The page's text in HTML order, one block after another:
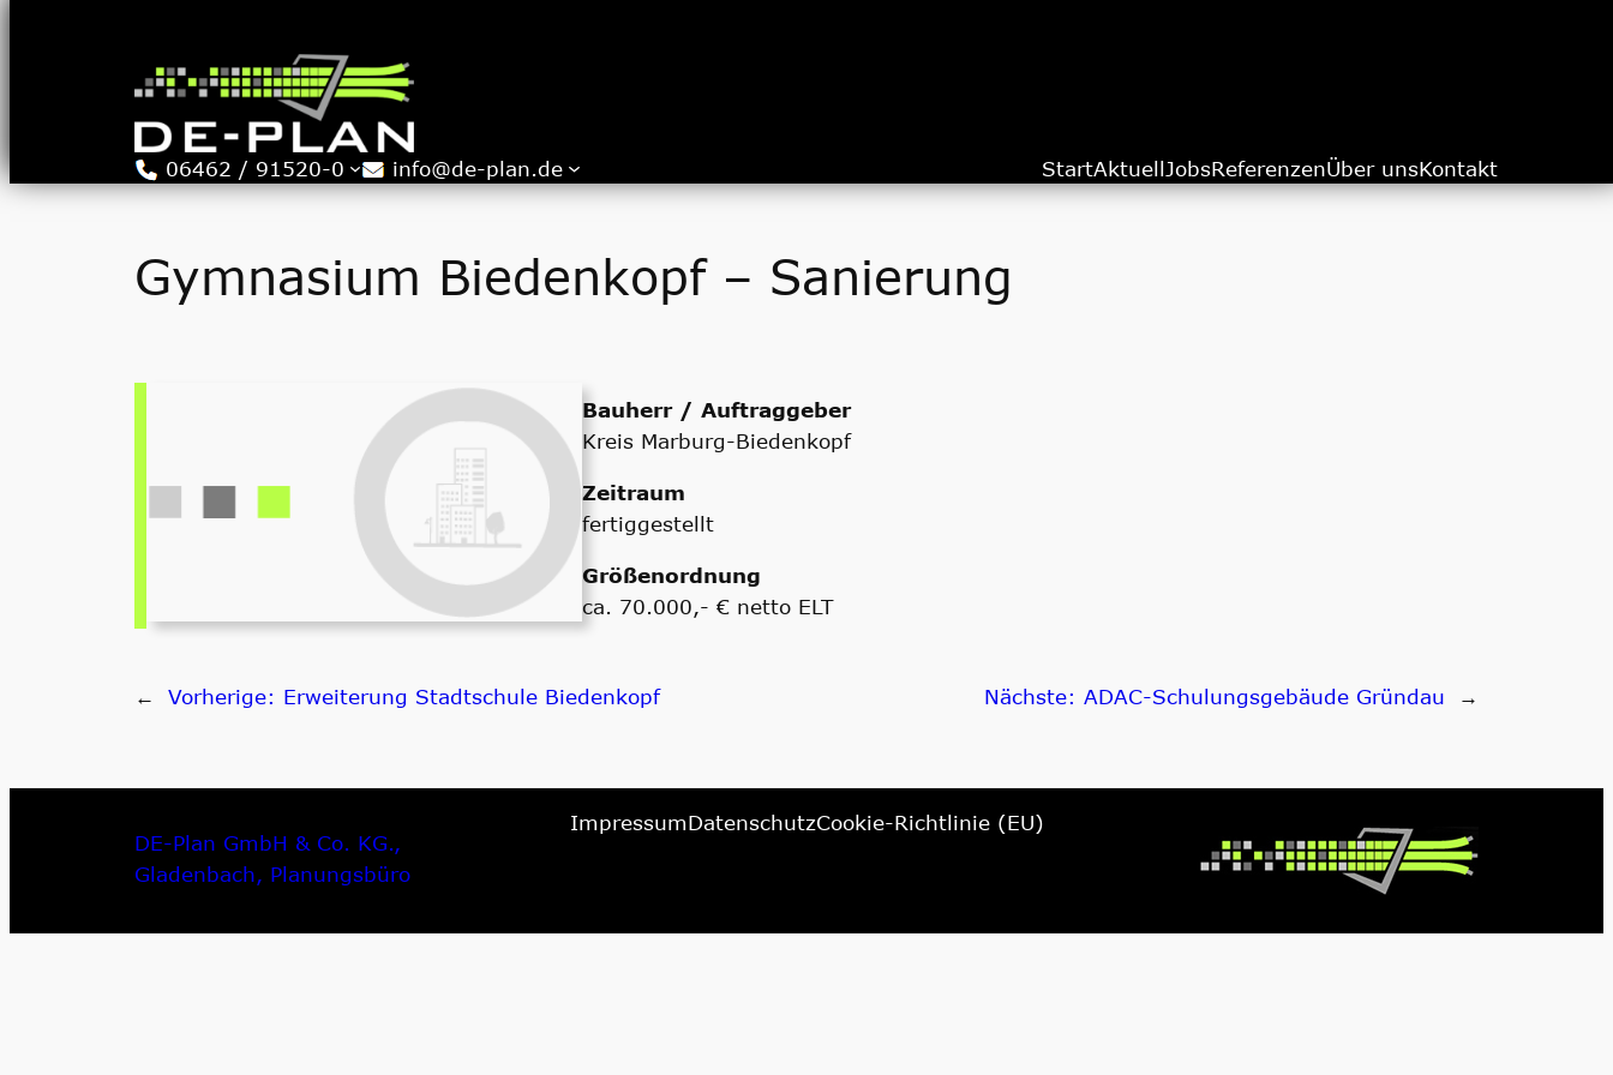
06462 / 91520-0 info@de-plan.de StartAktuellJobsReferenzenÜber unsKontakt
Gymnasium Biedenkopf – Sanierung
Bauherr / Auftraggeber
Kreis Marburg-Biedenkopf
Zeitraum
fertiggestellt
Größenordnung
ca. 70.000,- € netto ELT
← Vorherige: Erweiterung Stadtschule Biedenkopf Nächste: ADAC-Schulungsgebäude Gründau →
DE-Plan GmbH & Co. KG.,
Gladenbach, Planungsbüro
ImpressumDatenschutzCookie-Richtlinie (EU)